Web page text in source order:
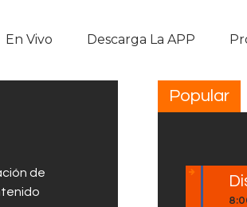
En Vivo Descarga La APP
de
Popular